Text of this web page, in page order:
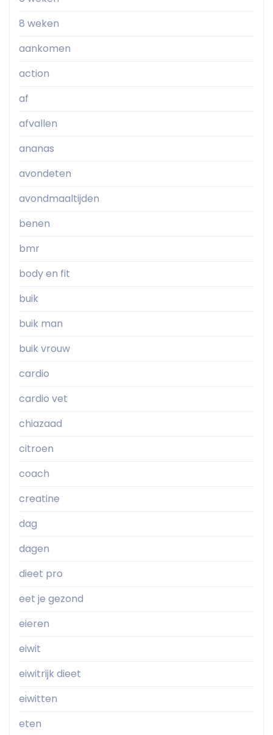
8 weken
aankomen
action
af
afvallen
ananas
avondeten
avondmaaltijden
benen
bmr
body en fit
buik
buik man
buik vrouw
cardio
cardio vet
chiazaad
citroen
coach
creatine
dag
dagen
dieet pro
eet je gezond
eieren
eiwit
eiwitrijk dieet
eiwitten
eten